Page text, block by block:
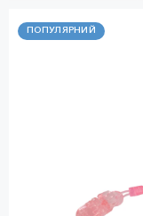
ПОПУЛЯРНИЙ